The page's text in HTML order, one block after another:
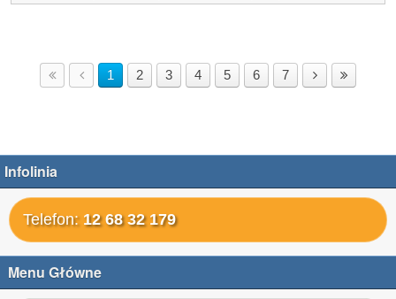
1 2 3 4 5 6 7
Infolinia
Telefon: 12 68 32 179
Menu Główne